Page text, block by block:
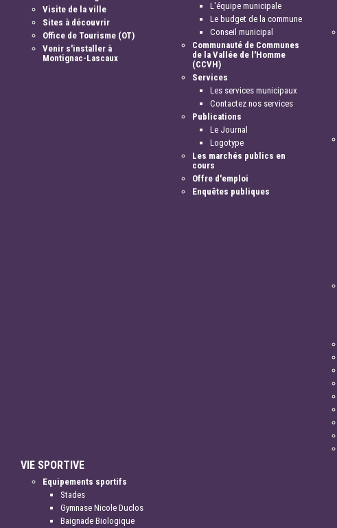
Visite de la ville
Sites à découvrir
Office de Tourisme (OT)
Venir s'installer à
Montignac-Lascaux
L'équipe municipale
Le budget de la commune
Conseil municipal
Communauté de Communes
de la Vallée de l'Homme
(CCVH)
Services
Les services municipaux
Contactez nos services
Publications
Le Journal
Logotype
Les marchés publics en
cours
Offre d'emploi
Enquêtes publiques
VIE SPORTIVE
Equipements sportifs
Stades
Gymnase Nicole Duclos
Baignade Biologique